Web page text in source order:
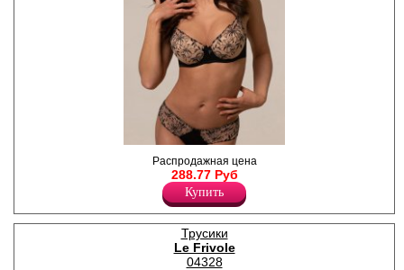
Бюстгальтер женский с
формованными чашками из
вышивки с цветочно-
барочным узором на мягкой
сетке. Бретели
несъемные.
Полиамид 90%
Эластан 10%
Распродажная цена
288.77 Руб
Купить
Трусики
Le Frivole
04328